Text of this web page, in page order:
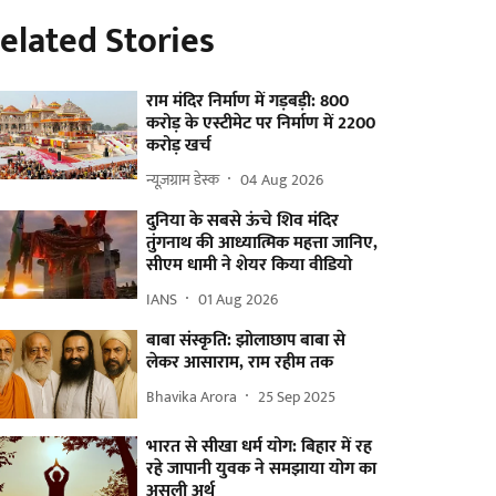
Stories
राम मंदिर निर्माण में गड़बड़ी: 800
करोड़ के एस्टीमेट पर निर्माण में 2200
करोड़ खर्च
न्यूज़ग्राम डेस्क 04 Aug 2026
दुनिया के सबसे ऊंचे शिव मंदिर
तुंगनाथ की आध्यात्मिक महत्ता जानिए,
सीएम धामी ने शेयर किया वीडियो
IANS 01 Aug 2026
बाबा संस्कृति: झोलाछाप बाबा से
लेकर आसाराम, राम रहीम तक
Bhavika Arora 25 Sep 2025
भारत से सीखा धर्म योग: बिहार में रह
रहे जापानी युवक ने समझाया योग का